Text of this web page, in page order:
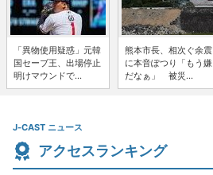
「異物使用疑惑」元韓
国セーブ王、出場停止
明けマウンドで...
熊本市長、相次ぐ余震
に本音ぽつり「もう嫌
だなぁ」 被災...
J-CAST ニュース
アクセスランキング